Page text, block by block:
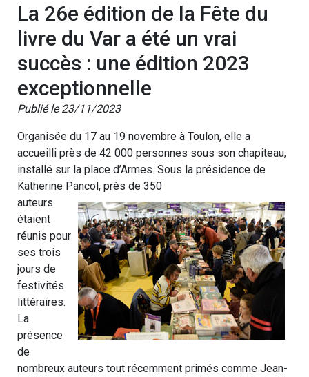
La 26e édition de la Fête du
livre du Var a été un vrai
succès : une édition 2023
exceptionnelle
Publié le 23/11/2023
Organisée du 17 au 19 novembre à Toulon, elle a
accueilli près de 42 000 personnes sous son chapiteau,
installé sur la place d’Armes. Sous la présidence de
Katherine Pancol, près de 350
auteurs
étaient
réunis pour
ses trois
jours de
festivités
littéraires.
La
présence
de
nombreux auteurs tout récemment primés comme Jean-